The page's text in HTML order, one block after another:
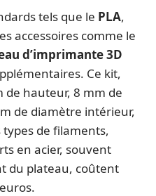
tels que le PLA,
accessoires comme le
d’imprimante 3D
Ce kit,
de hauteur, 8 mm de
de diamètre intérieur,
de filaments,
en acier, souvent
du plateau, coûtent